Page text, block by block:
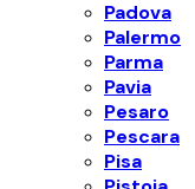
Padova
Palermo
Parma
Pavia
Pesaro
Pescara
Pisa